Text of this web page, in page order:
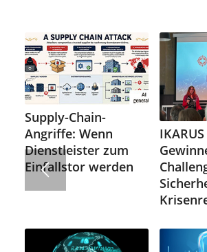
Supply-Chain-
Angriffe: Wenn
Dienstleister zum
Einfallstor werden